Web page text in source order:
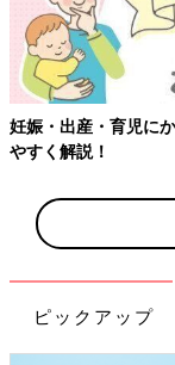
妊娠・出産・育児に
やすく解説！
ピックアップ